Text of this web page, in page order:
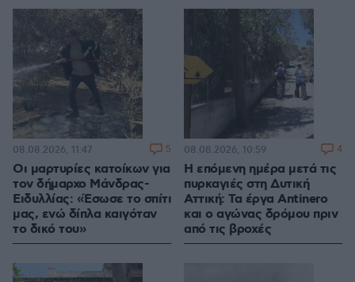
Οι μαρτυρίες κατοίκων για
τον δήμαρχο Μάνδρας-
Ειδυλλίας: «Έσωσε το σπίτι
μας, ενώ δίπλα καιγόταν
το δικό του»
08.08.2026, 11:47 5
Η επόμενη ημέρα μετά τις
πυρκαγιές στη Δυτική
Αττική: Τα έργα Antinero
και ο αγώνας δρόμου πριν
από τις βροχές
08.08.2026, 10:59 4